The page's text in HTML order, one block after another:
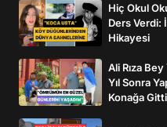
Hiç Okul
Ders Verdi:
Hikayesi
Ali Rıza
Yıl Sonra
Konağa Gitti